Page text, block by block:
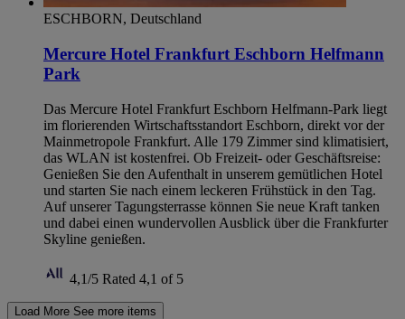
ESCHBORN, Deutschland
Mercure Hotel Frankfurt Eschborn Helfmann
Park
Das Mercure Hotel Frankfurt Eschborn Helfmann-Park liegt
im florierenden Wirtschaftsstandort Eschborn, direkt vor der
Mainmetropole Frankfurt. Alle 179 Zimmer sind klimatisiert,
das WLAN ist kostenfrei. Ob Freizeit- oder Geschäftsreise:
Genießen Sie den Aufenthalt in unserem gemütlichen Hotel
und starten Sie nach einem leckeren Frühstück in den Tag.
Auf unserer Tagungsterrasse können Sie neue Kraft tanken
und dabei einen wundervollen Ausblick über die Frankfurter
Skyline genießen.
4,1/5 Rated 4,1 of 5
Load More See more items